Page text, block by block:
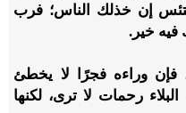
إن خذلك الناس؛ فرب
خير.
فإن وراءه فجرًا لا يخطئ
رحمات لا ترى، لكنها